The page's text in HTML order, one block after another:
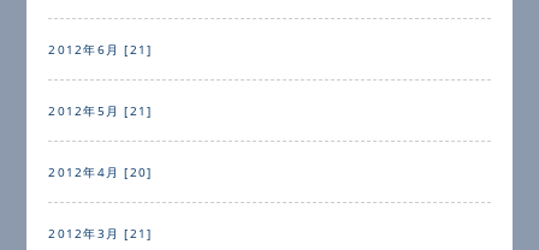
2012年6月 [21]
2012年5月 [21]
2012年4月 [20]
2012年3月 [21]